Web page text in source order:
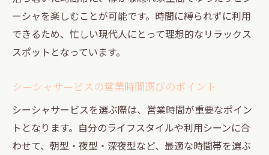
ーシャを楽しむことが可能です。時間に縛られずに利用
できるため、忙しい現代人にとって理想的なリラックス
スポットとなっています。
シーシャサービスの営業時間選びのポイント
シーシャサービスを選ぶ際は、営業時間が重要なポイン
トとなります。自分のライフスタイルや利用シーンに合
わせて、朝型・夜型・深夜型など、最適な時間帯を選ぶ